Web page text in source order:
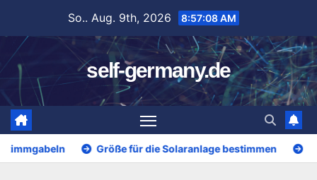
springen
So.. Aug. 9th, 2026 8:57:10 AM
self-germany.de
Größe für die Solaranlage bestimmen